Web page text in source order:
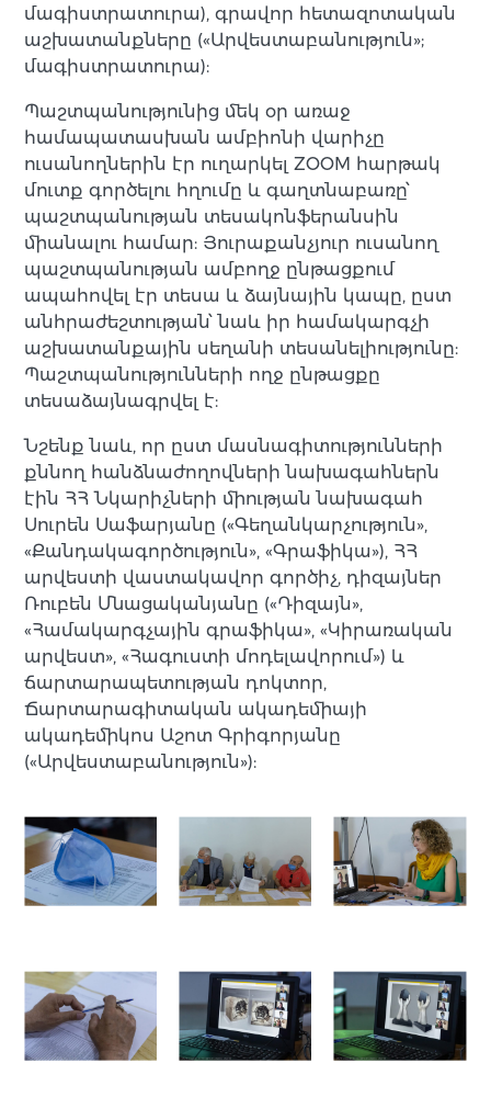
մագիստրատուրա), գրավոր հետազոտական
աշխատանքները («Արվեստաբանություն»;
մագիստրատուրա):
Պաշտպանությունից մեկ օր առաջ
համապատասխան ամբիոնի վարիչը
ուսանողներին էր ուղարկել ZOOM հարթակ
մուտք գործելու հղումը և գաղտնաբառը՝
պաշտպանության տեսակոնֆերանսին
միանալու համար: Յուրաքանչյուր ուսանող
պաշտպանության ամբողջ ընթացքում
ապահովել էր տեսա և ձայնային կապը, ըստ
անհրաժեշտության՝ նաև իր համակարգչի
աշխատանքային սեղանի տեսանելիությունը:
Պաշտպանությունների ողջ ընթացքը
տեսաձայնագրվել է:
Նշենք նաև, որ ըստ մասնագիտությունների
քննող հանձնաժողովների նախագահներն
էին ՀՀ Նկարիչների միության նախագահ
Սուրեն Սաֆարյանը («Գեղանկարչություն»,
«Քանդակագործություն», «Գրաֆիկա»), ՀՀ
արվեստի վաստակավոր գործիչ, դիզայներ
Ռուբեն Մնացականյանը («Դիզայն»,
«Համակարգչային գրաֆիկա», «Կիրառական
արվեստ», «Հագուստի մոդելավորում») և
ճարտարապետության դոկտոր,
Ճարտարագիտական ակադեմիայի
ակադեմիկոս Աշոտ Գրիգորյանը
(«Արվեստաբանություն»):